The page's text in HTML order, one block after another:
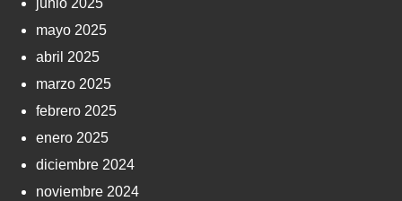
junio 2025
mayo 2025
abril 2025
marzo 2025
febrero 2025
enero 2025
diciembre 2024
noviembre 2024